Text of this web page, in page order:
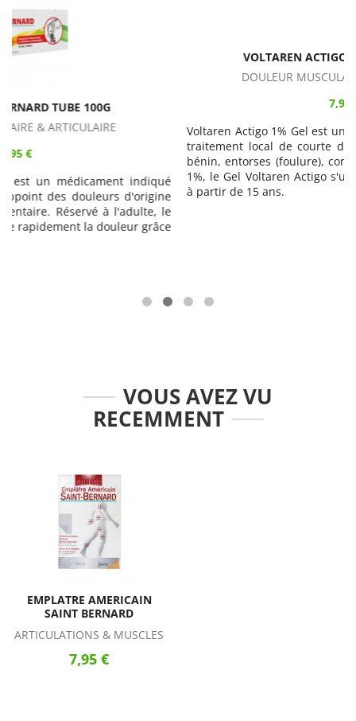
VOLTAREN ACTIGO 1% GEL TUBE 60G
DOULEUR MUSCULAIRE & ARTICULAIRE
Voltaren Actigo 1% Gel est un médicament indiqué comme
traitement local de courte durée en cas de traumatisme
bénin, entorses (foulure), contusion. A base de Diclofénac
1%, le Gel Voltaren Actigo s'utilise chez l'adulte et l'enfant
à partir de 15 ans.
VOUS AVEZ VU
RECEMMENT
EMPLATRE AMERICAIN
SAINT BERNARD
ARTICULATIONS & MUSCLES
7,95 €